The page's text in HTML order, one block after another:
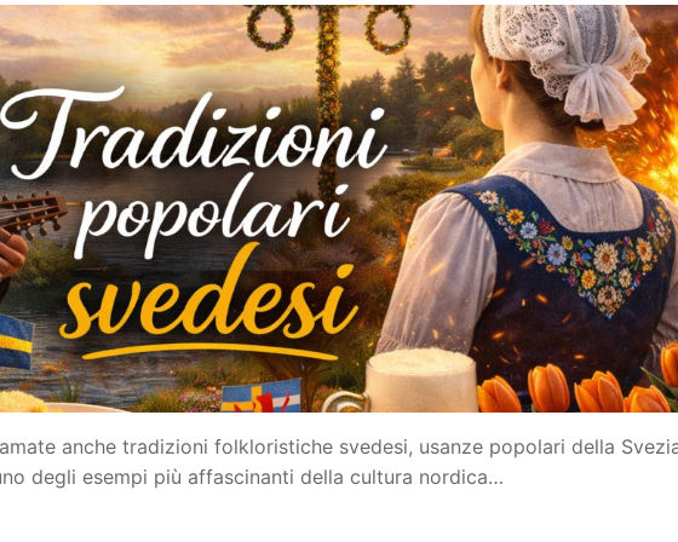
anche tradizioni folkloristiche svedesi, usanze popolari della
degli esempi più affascinanti della cultura nordica…